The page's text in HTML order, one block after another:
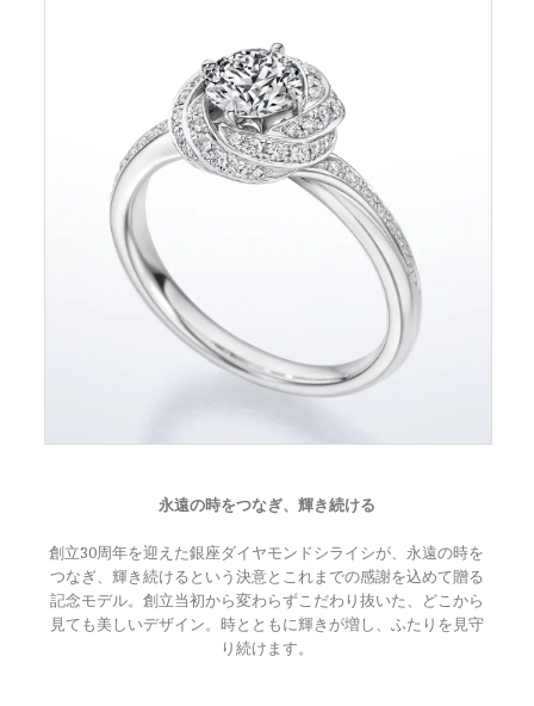
永遠の時をつなぎ、輝き続ける
創立30周年を迎えた銀座ダイヤモンドシライシが、永遠の時を
つなぎ、輝き続けるという決意とこれまでの感謝を込めて贈る
記念モデル。創立当初から変わらずこだわり抜いた、どこから
見ても美しいデザイン。時とともに輝きが増し、ふたりを見守
り続けます。